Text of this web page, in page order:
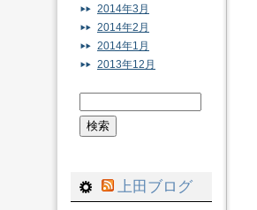
2014年3月
2014年2月
2014年1月
2013年12月
上田ブログ